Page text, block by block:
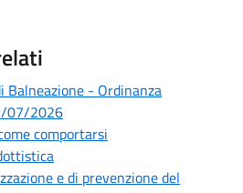
Balneazione - Ordinanza
07/2026
comportarsi
e di prevenzione del